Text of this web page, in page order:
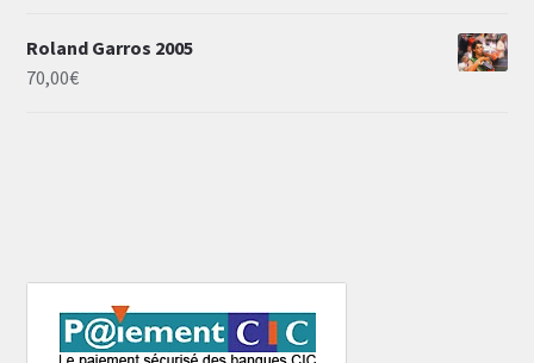
Roland Garros 2005
70,00€